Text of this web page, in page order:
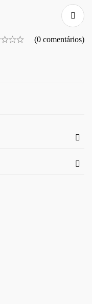
(0 comentários)